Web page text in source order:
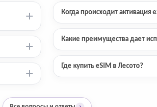
Когда происходит активация
Какие преимущества дает
Где купить eSIM в Лесото?